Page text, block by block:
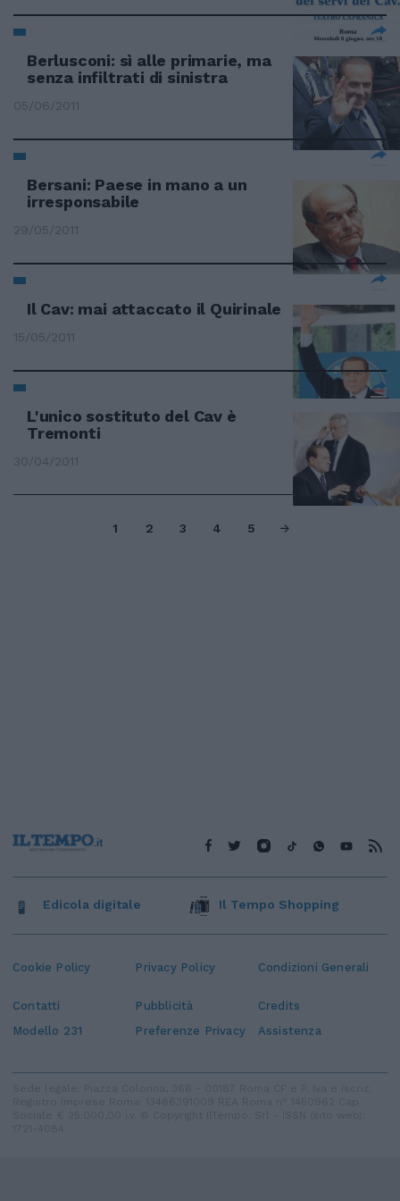
Berlusconi: sì alle primarie, ma
senza infiltrati di sinistra
05/06/2011
Bersani: Paese in mano a un
irresponsabile
29/05/2011
Il Cav: mai attaccato il Quirinale
15/05/2011
L'unico sostituto del Cav è
Tremonti
30/04/2011
1 2 3 4 5
Cookie Policy Privacy Policy Condizioni Generali
Contatti Pubblicità
Credits
Modello 231
Preferenze Privacy Assistenza
Edicola digitale Il Tempo Shopping